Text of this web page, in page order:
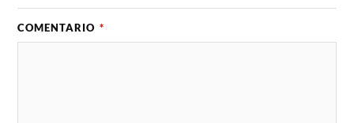
COMENTARIO *